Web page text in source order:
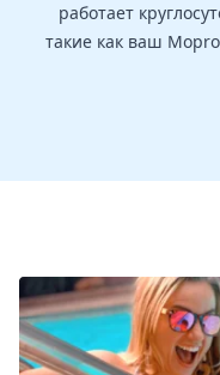
работает
такие как ваш